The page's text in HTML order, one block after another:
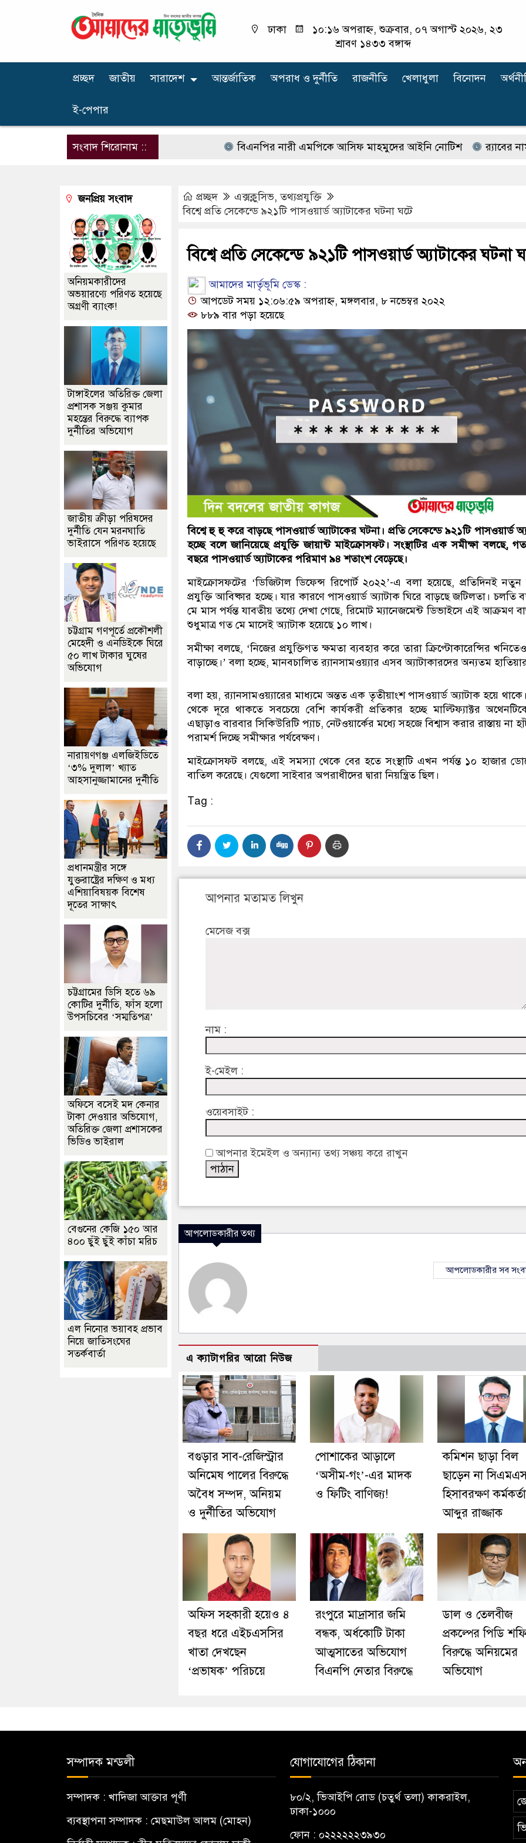
ঢাকা
১০:১৬ অপরাহ্ন, শুক্রবার, ০৭ অগাস্ট ২০২৬, ২৩
শ্রাবণ ১৪৩৩ বঙ্গাব্দ
প্রচ্ছদ জাতীয় সারাদেশ আন্তর্জাতিক অপরাধ ‍ও দুর্নীতি রাজনীতি খেলাধুলা বিনোদন
ই-পেপার
সংবাদ শিরোনাম :: বিএনপির নারী এমপিকে আসিফ মাহমুদের আইনি নোটিশ র‍্যাবের নাম
প্রচ্ছদ এক্সক্লুসিভ,তথ্যপ্রযুক্তি
বিশ্বে প্রতি সেকেন্ডে ৯২১টি পাসওয়ার্ড অ্যাটাকের ঘটনা ঘটে
বিশ্বে প্রতি সেকেন্ডে ৯২১টি পাসওয়ার্ড অ্যাটাকের ঘটনা
আমাদের মার্তৃভূমি ডেস্ক :
আপডেট সময় ১২:০৬:৫৯ অপরাহ্ন, মঙ্গলবার, ৮ নভেম্বর ২০২২
৮৮৯ বার পড়া হয়েছে
বিশ্বে হু হু করে বাড়ছে পাসওয়ার্ড অ্যাটাকের ঘটনা। প্রতি সেকেন্ডে ৯২১টি পাসওয়ার্ড
হচ্ছে বলে জানিয়েছে প্রযুক্তি জায়ান্ট মাইক্রোসফট। সংস্থাটির এক সমীক্ষা বলছে,
বছরে পাসওয়ার্ড অ্যাটাকের পরিমাণ ৯৪ শতাংশ বেড়েছে।
মাইক্রোসফটের ‘ডিজিটাল ডিফেন্স রিপোর্ট ২০২২’-এ বলা হয়েছে, প্রতিদিনই
প্রযুক্তি আবিষ্কার হচ্ছে। যার কারণে পাসওয়ার্ড অ্যাটাক ঘিরে বাড়ছে জটিলতা। চলতি
মে মাস পর্যন্ত যাবতীয় তথ্যে দেখা গেছে, রিমোট ম্যানেজমেন্ট ডিভাইসে এই আক্রমণ
শুধুমাত্র গত মে মাসেই অ্যাটাক হয়েছে ১০ লাখ।
সমীক্ষা বলছে, ‘নিজের প্রযুক্তিগত ক্ষমতা ব্যবহার করে তারা ক্রিপ্টোকারেন্সির
বাড়াচ্ছে।’ বলা হচ্ছে, মানবচালিত র‍্যানসামওয়্যার এসব অ্যাটাকারদের অন্যতম
বলা হয়, র‍্যানসামওয়্যারের মাধ্যমে অন্তত এক তৃতীয়াংশ পাসওয়ার্ড অ্যাটাক হয়ে
থেকে দূরে থাকতে সবচেয়ে বেশি কার্যকরী প্রতিকার হচ্ছে মাল্টিফ্যাক্টর
এছাড়াও বারবার সিকিউরিটি প্যাচ, নেটওয়ার্কের মধ্যে সহজে বিশ্বাস করার রাস্তায় না
পরামর্শ দিচ্ছে সমীক্ষার পর্যবেক্ষণ।
মাইক্রোসফট বলছে, এই সমস্যা থেকে বের হতে সংস্থাটি এখন পর্যন্ত ১০ হাজার
বাতিল করেছে। যেগুলো সাইবার অপরাধীদের দ্বারা নিয়ন্ত্রিত ছিল।
Tag :
আপনার মতামত লিখুন
মেসেজ বক্স
নাম :
ই-মেইল :
ওয়েবসাইট :
আপনার ইমেইল ও অন্যান্য তথ্য সঞ্চয় করে রাখুন
আপলোডকারীর তথ্য
আপলোডকারীর সব
এ ক্যাটাগরির আরো নিউজ
বগুড়ার সাব-রেজিস্ট্রার
অনিমেষ পালের বিরুদ্ধে
অবৈধ সম্পদ, অনিয়ম
ও দুর্নীতির অভিযোগ
পোশাকের আড়ালে
‘অসীম-গং’-এর মাদক
ও ফিটিং বাণিজ্য!
কমিশন ছাড়া বিল
ছাড়েন না
হিসাবরক্ষণ কর্মকর্তা
আব্দুর রাজ্জাক
অফিস সহকারী হয়েও ৪
বছর ধরে এইচএসসির
খাতা দেখছেন
‘প্রভাষক’ পরিচয়ে
রংপুরে মাদ্রাসার জমি
বন্ধক, অর্ধকোটি টাকা
আত্মসাতের অভিযোগ
বিএনপি নেতার বিরুদ্ধে
ডাল ও তেলবীজ
প্রকল্পের পিডি
বিরুদ্ধে অনিয়মের
অভিযোগ
জনপ্রিয় সংবাদ
অনিয়মকারীদের
অভয়ারণ্যে পরিণত হয়েছে
অগ্রণী ব্যাংক!
টাঙ্গাইলের অতিরিক্ত জেলা
প্রশাসক সঞ্জয় কুমার
মহন্তের বিরুদ্ধে ব্যাপক
দুর্নীতির অভিযোগ
জাতীয় ক্রীড়া পরিষদের
দুর্নীতি যেন মরনঘাতি
ভাইরাসে পরিণত হয়েছে
চট্টগ্রাম গণপূর্তে প্রকৌশলী
মেহেদী ও এনডিইকে ঘিরে
৫০ লাখ টাকার ঘুষের
অভিযোগ
নারায়ণগঞ্জ এলজিইডিতে
‘৩% দুলাল’ খ্যাত
আহসানুজ্জামানের দুর্নীতি
প্রধানমন্ত্রীর সঙ্গে
যুক্তরাষ্ট্রের দক্ষিণ ও মধ্য
এশিয়াবিষয়ক বিশেষ
দূতের সাক্ষাৎ
চট্টগ্রামের ডিসি হতে ৬৯
কোটির দুর্নীতি, ফাঁস হলো
উপসচিবের ‘সম্মতিপত্র’
অফিসে বসেই মদ কেনার
টাকা দেওয়ার অভিযোগ,
অতিরিক্ত জেলা প্রশাসকের
ভিডিও ভাইরাল
বেগুনের কেজি ১৫০ আর
৪০০ ছুঁই ছুঁই কাঁচা মরিচ
এল নিনোর ভয়াবহ প্রভাব
নিয়ে জাতিসংঘের
সতর্কবার্তা
সম্পাদক মন্ডলী
সম্পাদক : খাদিজা আক্তার পূর্ণী
ব্যবস্থাপনা সম্পাদক : মেছমাউল আলম (মোহন)
যোগাযোগের ঠিকানা
৮০/২, ভিআইপি রোড (চতুর্থ তলা) কাকরাইল,
ঢাকা-১০০০
ফোন : ০২২২২২২৩৯৩০